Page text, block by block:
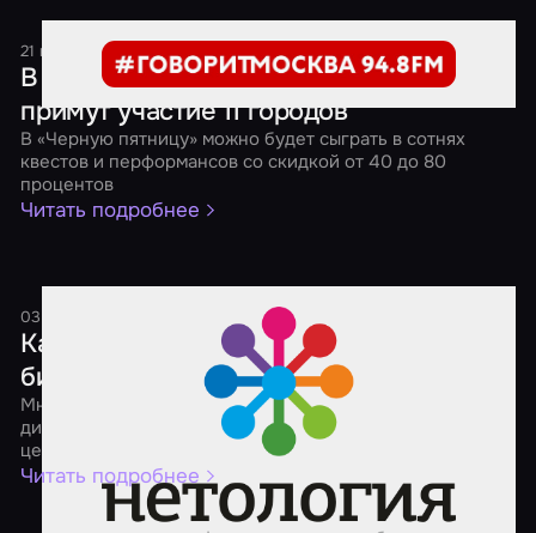
21 ноября 2017 1 минута
В «Черной пятнице» от «Мира Квестов»
примут участие 11 городов
В «Черную пятницу» можно будет сыграть в сотнях
квестов и перформансов со скидкой от 40 до 80
процентов
Читать подробнее
03 октября 2017
Как выбрать социальную сеть для
бизнеса
Мнения разных бизнесов о том, как продвигать студию
дизайнерской мебели, школу английского, фитнес-
центр и агрегатор квестов в соцсетях
Читать подробнее